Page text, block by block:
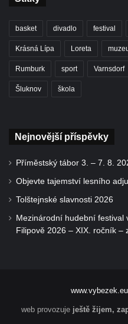
basket divadlo festival
Krásná Lípa Loreta
Rumburk sport Varnsdorf
Šluknov škola
Nejnovější příspěvky
Příměstský tábor 3. – 7. 8.
Objevte tajemství lesního
Tolštejnské slavnosti 2026
Mezinárodní hudební
Filipově 2026 – XIX. ročník –
www.vybezek.eu
web provozuje ještě žijem,